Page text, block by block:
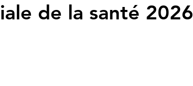
de la santé 2026